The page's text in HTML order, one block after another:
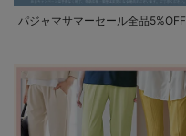
パジャマサマーセール全品5%OFF